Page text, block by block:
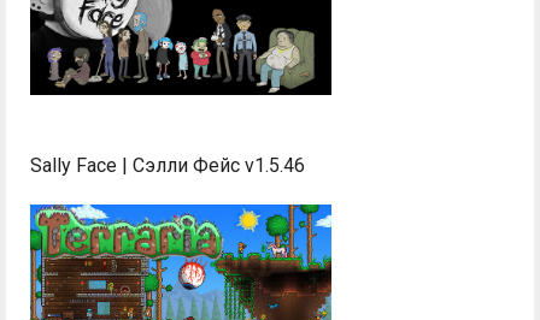
Sally Face | Сэлли Фейс v1.5.46